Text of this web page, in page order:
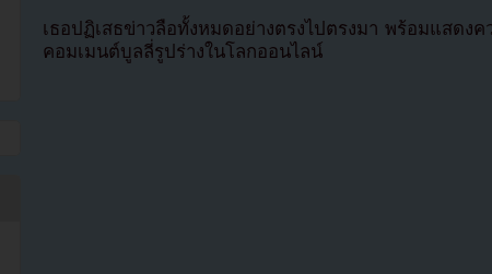
เธอปฏิเสธข่าวลือทั้งหมดอย่างตรงไปตรงมา พร้อมแสดง
คอมเมนต์บูลลี่รูปร่างในโลกออนไลน์